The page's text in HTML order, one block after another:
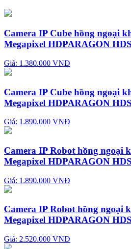
Camera IP Cube hồng ngoại
Megapixel HDPARAGON
Giá: 1.380.000 VNĐ
Camera IP Cube hồng ngoại
Megapixel HDPARAGON
Giá: 1.890.000 VNĐ
Camera IP Robot hồng ngoại
Megapixel HDPARAGON
Giá: 1.890.000 VNĐ
Camera IP Robot hồng ngoại
Megapixel HDPARAGON
Giá: 2.520.000 VNĐ